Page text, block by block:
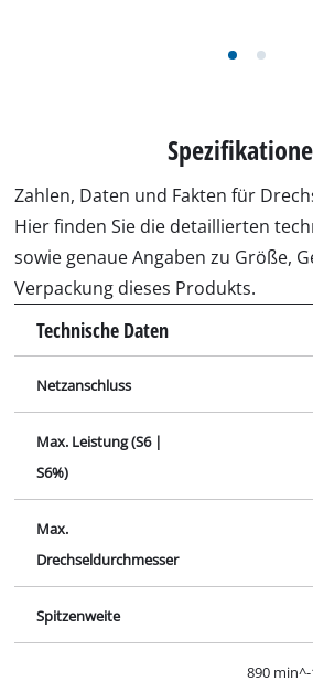
Zahlen, Daten und Fakten für
Hier finden Sie die detaillierten
sowie genaue Angaben zu Größe,
Verpackung dieses Produkts.
Technische Daten
Netzanschluss
Max. Leistung (S6 |
S6%)
Max.
Drechseldurchmesser
Spitzenweite
890